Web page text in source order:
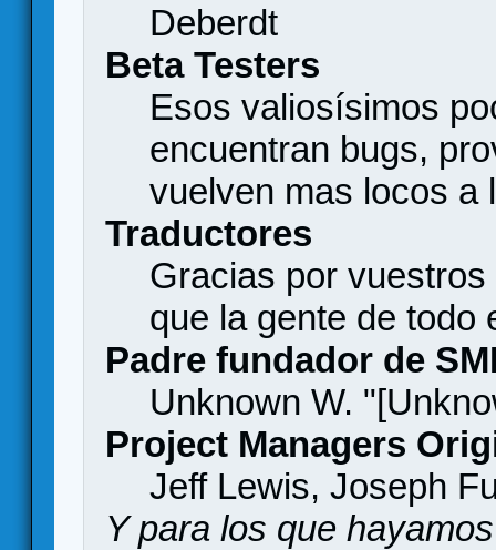
Deberdt
Beta Testers
Esos valiosísimos
encuentran bugs,
vuelven mas locos a
Traductores
Gracias por
que la gente de todo
Padre fundador de
Unknown W.
Project Managers
Jeff Lewis, Joseph
Y para los que